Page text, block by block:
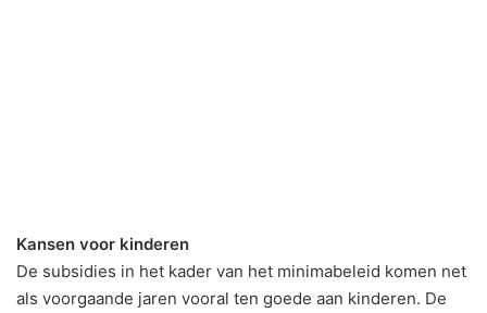
Kansen voor kinderen
De subsidies in het kader van het minimabeleid komen net
als voorgaande jaren vooral ten goede aan kinderen. De